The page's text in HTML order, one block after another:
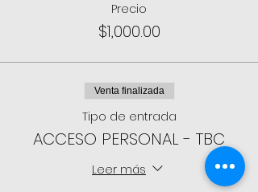
Precio
$1,000.00
Venta finalizada
Tipo de entrada
ACCESO PERSONAL - TBC
Leer más